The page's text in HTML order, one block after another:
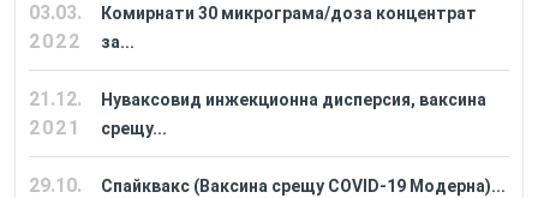
03.03.
2022
Комирнати 30 микрограма/доза концентрат
за...
21.12.
2021
Нуваксовид инжекционна дисперсия, ваксина
срещу...
29.10.
Спайквакс (Ваксина срещу COVID-19 Модерна)...